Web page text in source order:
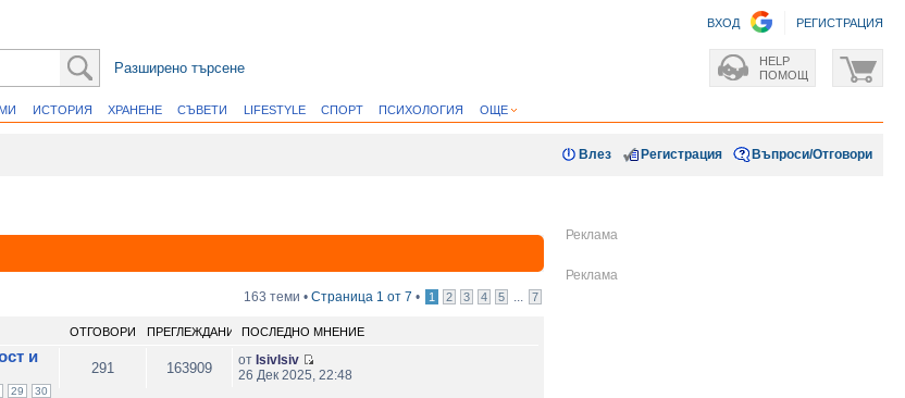
РЕГИСТРАЦИЯ
ВХОД
Разширено търсене
HELP
ПОМОЩ
ИСТОРИЯ ХРАНЕНЕ СЪВЕТИ LIFESTYLE СПОРТ ПСИХОЛОГИЯ ОЩЕ
Въпроси/Отговори
Регистрация
Влез
163 теми • Страница 1 от 7 • 1 2 3 4 5 7
ОТГОВОРИ ПРЕГЛЕЖДАНИЯПОСЛЕДНО МНЕНИЕ
и
29 30
291 163909 отIsivIsiv
26 Дек 2025, 22:48